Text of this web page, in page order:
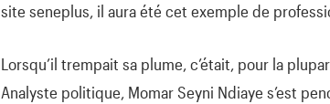
site seneplus, il aura été cet exemple de
Lorsqu’il trempait sa plume, c’était, pour la
Analyste politique, Momar Seyni Ndiaye s’est